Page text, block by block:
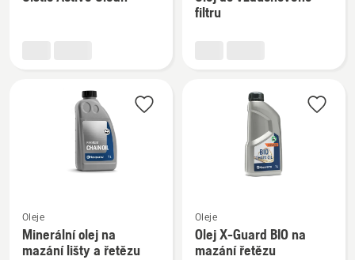
filtru
Zobrazit
více
informací
Oleje
Minerální olej na
mazání lišty a řetězu
Zobrazit
více
informací
Oleje
Olej X-Guard BIO na
mazání řetězu